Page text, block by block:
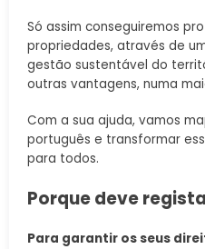
Só assim conseguiremos
propriedades, através de
gestão sustentável do
outras vantagens, numa
Com a sua ajuda, vamos
português e transformar
para todos.
Porque deve
Para garantir os seus